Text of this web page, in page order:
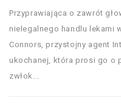
Przyprawiająca o zawrót
nielegalnego handlu lekami
Connors, przystojny agent
ukochanej, która prosi go o
zwłok...